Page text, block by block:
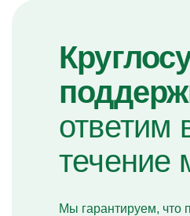
ответим
течение
Мы гарантируем, что